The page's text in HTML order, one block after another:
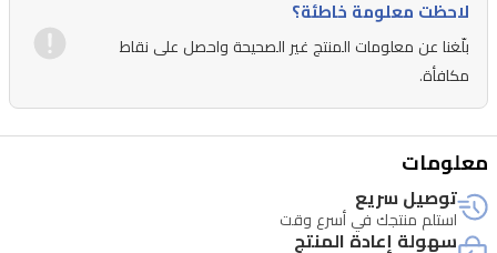
لاحظت معلومة خاطئة؟
بلّغنا عن معلومات المنتج غير الصحيحة واحصل على نقاط
مكافأة.
معلومات
توصيل سريع
استلم منتجك في أسرع وقت
سهولة إعادة المنتج